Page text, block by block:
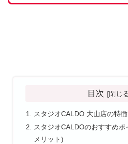
目次
スタジオCALDO 大山店の特徴
スタジオCALDOのおすすめ
メリット)